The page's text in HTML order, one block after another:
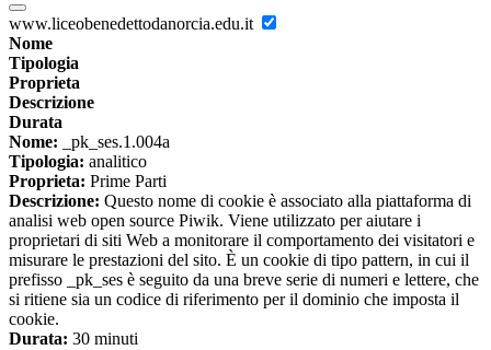
www.liceobenedettodanorcia.edu.it
Nome
Tipologia
Proprieta
Descrizione
Durata
Nome: _pk_ses.1.004a
Tipologia: analitico
Proprieta: Prime Parti
Descrizione: Questo nome di cookie è associato alla piattaforma di
analisi web open source Piwik. Viene utilizzato per aiutare i
proprietari di siti Web a monitorare il comportamento dei visitatori e
misurare le prestazioni del sito. È un cookie di tipo pattern, in cui il
prefisso _pk_ses è seguito da una breve serie di numeri e lettere, che
si ritiene sia un codice di riferimento per il dominio che imposta il
cookie.
Durata: 30 minuti